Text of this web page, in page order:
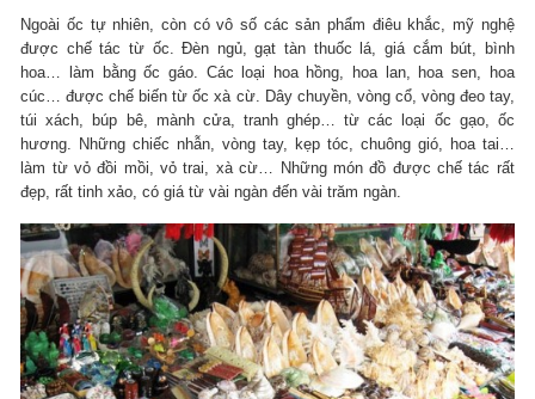
Ngoài ốc tự nhiên, còn có vô số các sản phẩm điêu khắc, mỹ nghệ
được chế tác từ ốc. Đèn ngủ, gạt tàn thuốc lá, giá cắm bút, bình
hoa… làm bằng ốc gáo. Các loại hoa hồng, hoa lan, hoa sen, hoa
cúc… được chế biến từ ốc xà cừ. Dây chuyền, vòng cổ, vòng đeo tay,
túi xách, búp bê, mành cửa, tranh ghép… từ các loại ốc gạo, ốc
hương. Những chiếc nhẫn, vòng tay, kẹp tóc, chuông gió, hoa tai…
làm từ vỏ đồi mồi, vỏ trai, xà cừ… Những món đồ được chế tác rất
đẹp, rất tinh xảo, có giá từ vài ngàn đến vài trăm ngàn.